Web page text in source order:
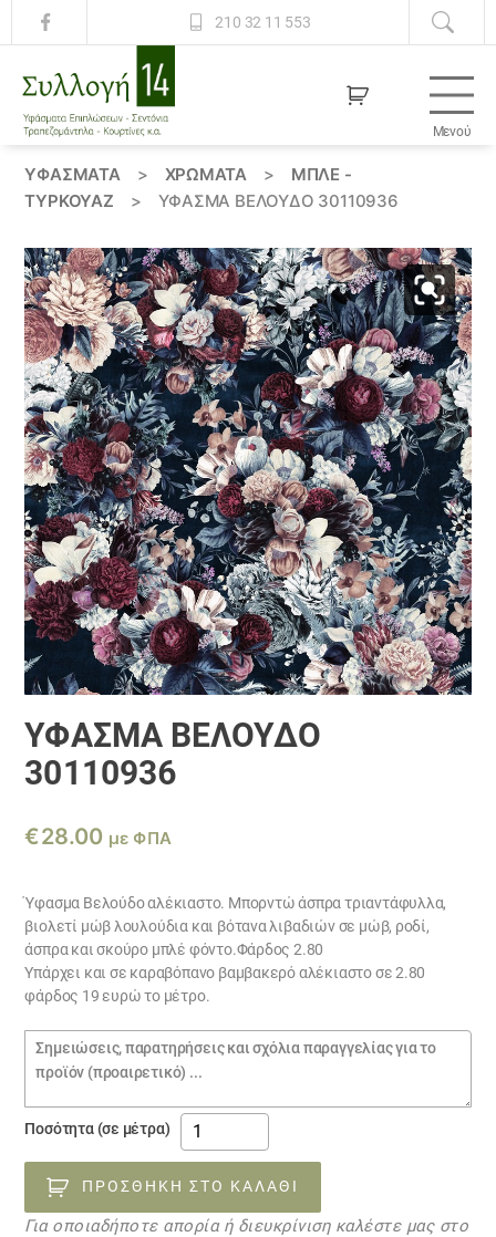
210 32 11 553
14
Μενού
ΥΦΆΣΜΑΤΑ > ΧΡΏΜΑΤΑ >
ΜΠΛΕ -
ΤΥΡΚΟΥΑΖ
> ΎΦΑΣΜΑ ΒΕΛΟΎΔΟ 30110936
ΎΦΑΣΜΑ ΒΕΛΟΎΔΟ
30110936
€28.00 με ΦΠΑ
Ύφασμα Βελούδο αλέκιαστο. Μπορντώ άσπρα τριαντάφυλλα,
βιολετί μώβ λουλούδια και βότανα λιβαδιών σε μώβ, ροδί,
άσπρα και σκούρο μπλέ φόντο.Φάρδος 2.80
Υπάρχει και σε καραβόπανο βαμβακερό αλέκιαστο σε 2.80
φάρδος 19 ευρώ το μέτρο.
Σημειώσεις
παραγγελίας
Ποσότητα (σε μέτρα)
ύφασμα
βελούδο
30110936
ποσότητα
ΠΡΟΣΘΉΚΗ ΣΤΟ ΚΑΛΆΘΙ
Για οποιαδήποτε απορία ή διευκρίνιση καλέστε μας στο